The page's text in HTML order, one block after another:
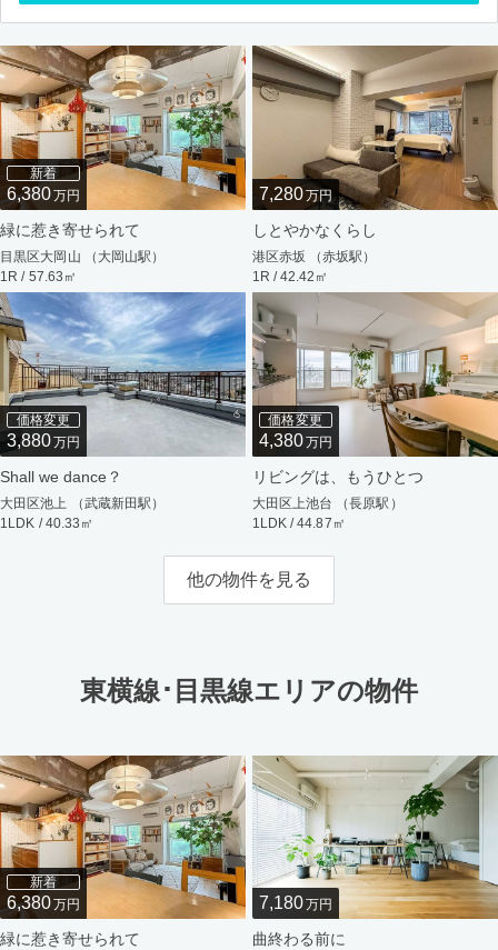
新着
6,380万円
緑に惹き寄せられて
目黒区大岡山 （大岡山駅）
1R / 57.63㎡
7,280万円
しとやかなくらし
港区赤坂 （赤坂駅）
1R / 42.42㎡
価格変更
3,880万円
Shall we dance？
大田区池上 （武蔵新田駅）
1LDK / 40.33㎡
価格変更
4,380万円
リビングは、もうひとつ
大田区上池台 （長原駅）
1LDK / 44.87㎡
他の物件を見る
東横線･目黒線エリアの物件
新着
6,380万円
緑に惹き寄せられて
7,180万円
曲終わる前に